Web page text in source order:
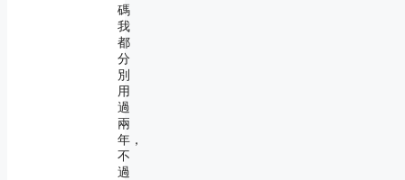
碼
我
都
分
別
用
過
兩
年，
不
過